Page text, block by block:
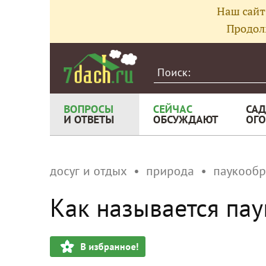
Наш
ВОПРОСЫ
И ОТВЕТЫ
СЕЙЧАС
ОБСУЖДАЮТ
досуг и отдых природа
Как называется
В избранное!